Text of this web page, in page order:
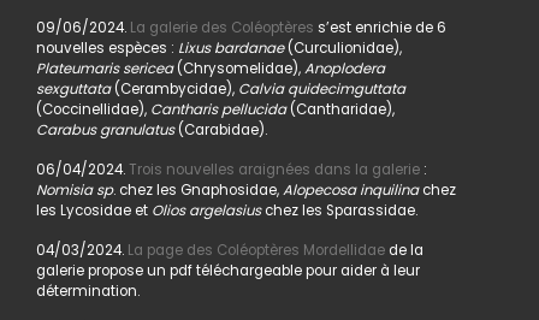
09/06/2024.La galerie des Coléoptères s’est enrichie de 6
nouvelles espèces : Lixus bardanae(Curculionidae),
Plateumaris sericea(Chrysomelidae),Anoplodera
sexguttata(Cerambycidae), Calvia quidecimguttata
(Coccinellidae), Cantharis pellucida(Cantharidae),
Carabus granulatus(Carabidae).
06/04/2024.Trois nouvelles araignées dans la galerie:
Nomisia sp. chez les Gnaphosidae,Alopecosa inquilinachez
les Lycosidae et Olios argelasiuschez les Sparassidae.
04/03/2024. La page des Coléoptères Mordellidaede la
galerie propose un pdf téléchargeable pour aider à leur
détermination.